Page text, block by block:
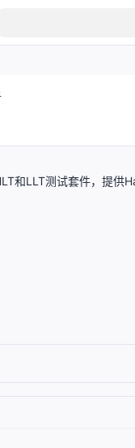
和LLT测试套件，提供